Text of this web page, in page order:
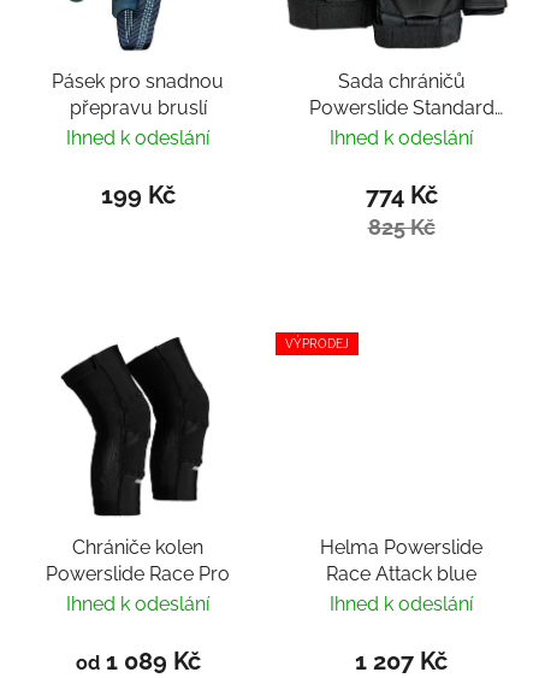
Pásek pro snadnou
přepravu bruslí
Ihned k odeslání
199 Kč
Sada chráničů
Powerslide Standard
Black
Ihned k odeslání
774 Kč
825 Kč
Chrániče kolen
Powerslide Race Pro
Ihned k odeslání
od1 089 Kč
VÝPRODEJ
Helma Powerslide
Race Attack blue
Ihned k odeslání
1 207 Kč